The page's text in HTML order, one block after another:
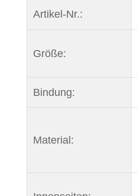
Artikel-Nr.:
Größe:
Bindung:
Material: